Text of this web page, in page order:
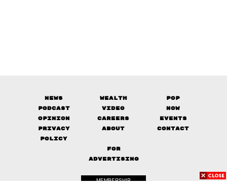
News Wealth
Pop
Podcast
Video
Now
Opinion
Careers
Events
Privacy
Policy
About Contact
FOR
ADVERTISING
MEMBERSHIP